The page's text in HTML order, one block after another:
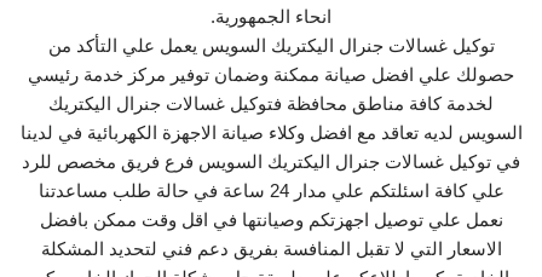
انحاء الجمهورية.
توكيل غسالات جنرال اليكتريك السويس يعمل علي التأكد من
حصولك علي افضل صيانة ممكنة وضمان توفير مركز خدمة رئيسي
لخدمة كافة مناطق محافظة فتوكيل غسالات جنرال اليكتريك
السويس لديه تعاقد مع افضل وكلاء صيانة الاجهزة الكهربائية في لدينا
في توكيل غسالات جنرال اليكتريك السويس فرع فريق مخصص للرد
علي كافة اسئلتكم علي مدار 24 ساعة في حالة طلب مساعدتنا
نعمل علي توصيل اجهزتكم وصيانتها في اقل وقت ممكن بافضل
الاسعار التي لا تقبل المنافسة بفريق دعم فني لتحديد المشكلة